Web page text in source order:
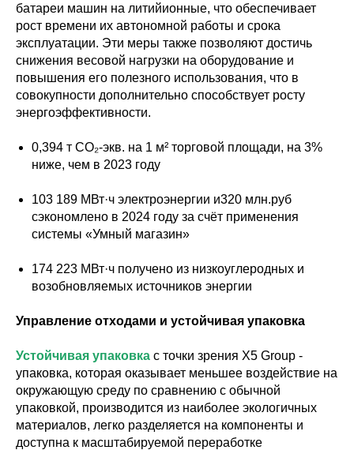
батареи машин на литийионные, что обеспечивает
рост времени их автономной работы и срока
эксплуатации. Эти меры также позволяют достичь
снижения весовой нагрузки на оборудование и
повышения его полезного использования, что в
совокупности дополнительно способствует росту
энергоэффективности.
0,394 т СО₂-экв. на 1 м² торговой площади, на 3%
ниже, чем в 2023 году
103 189 МВт·ч электроэнергии и320 млн.руб
сэкономлено в 2024 году за счёт применения
системы «Умный магазин»
174 223 МВт·ч получено из низкоуглеродных и
возобновляемых источников энергии
Управление отходами и устойчивая упаковка
Устойчивая упаковка с точки зрения X5 Group -
упаковка, которая оказывает меньшее воздействие на
окружающую среду по сравнению с обычной
упаковкой, производится из наиболее экологичных
материалов, легко разделяется на компоненты и
доступна к масштабируемой переработке